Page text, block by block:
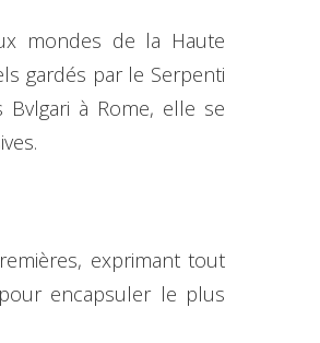
mondes de la Haute
gardés par le Serpenti
à Rome, elle se
exprimant tout
encapsuler le plus